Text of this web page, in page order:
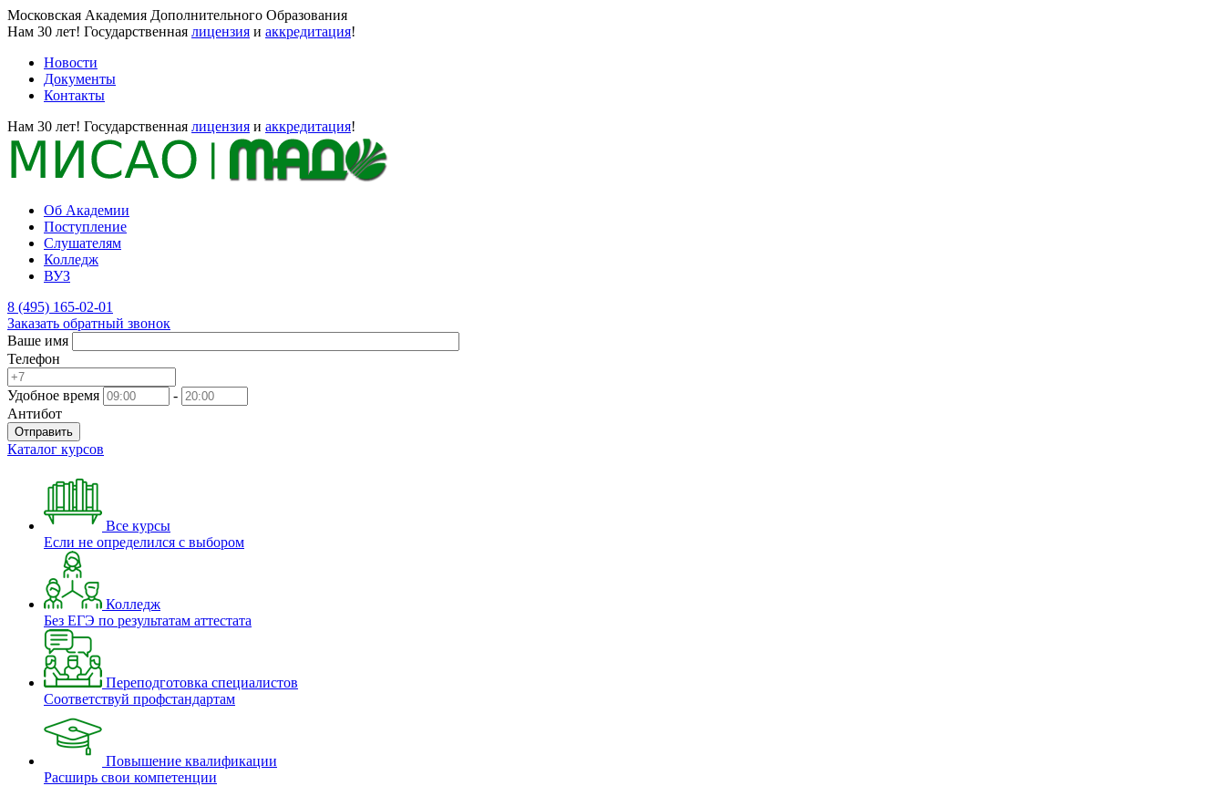
Московская Академия Дополнительного Образования
Нам 30 лет! Государственная лицензия и аккредитация!
Новости
Документы
Контакты
Нам 30 лет! Государственная лицензия и аккредитация!
Об Академии
Поступление
Слушателям
Колледж
ВУЗ
8 (495) 165-02-01
Заказать обратный звонок
Ваше имя
Телефон
Удобное время
-
Антибот
Отправить
Каталог курсов
Все курсы
Если не определился с выбором
Колледж
Без ЕГЭ по результатам аттестата
Переподготовка специалистов
Соответствуй профстандартам
Повышение квалификации
Расширь свои компетенции